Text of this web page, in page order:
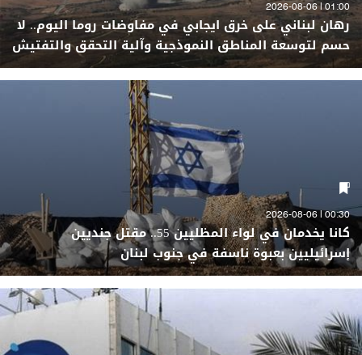
01:00 | 2026-08-06
رهان لبناني على خرق ايجابي في مفاوضات روما اليوم.. لا
حسم لتوسعة المناطق النموذجية وآلية التحقق والتفتيش
00:30 | 2026-08-06
كانا يخدمان في لواء المظليين 55.. مقتل جنديين
إسرائيليين بعبوة ناسفة في جنوب لبنان